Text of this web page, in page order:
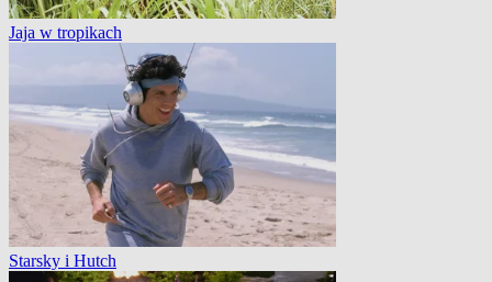
Jaja w tropikach
Starsky i Hutch